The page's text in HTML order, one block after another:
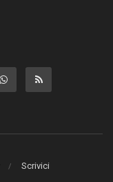
Scrivici